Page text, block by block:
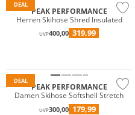
DEAL
PEAK PERFORMANCE
Herren Skihose Shred Insulated
UVP400,00 319,99
DEAL
PEAK PERFORMANCE
Damen Skihose Softshell Stretch
UVP300,00 179,99